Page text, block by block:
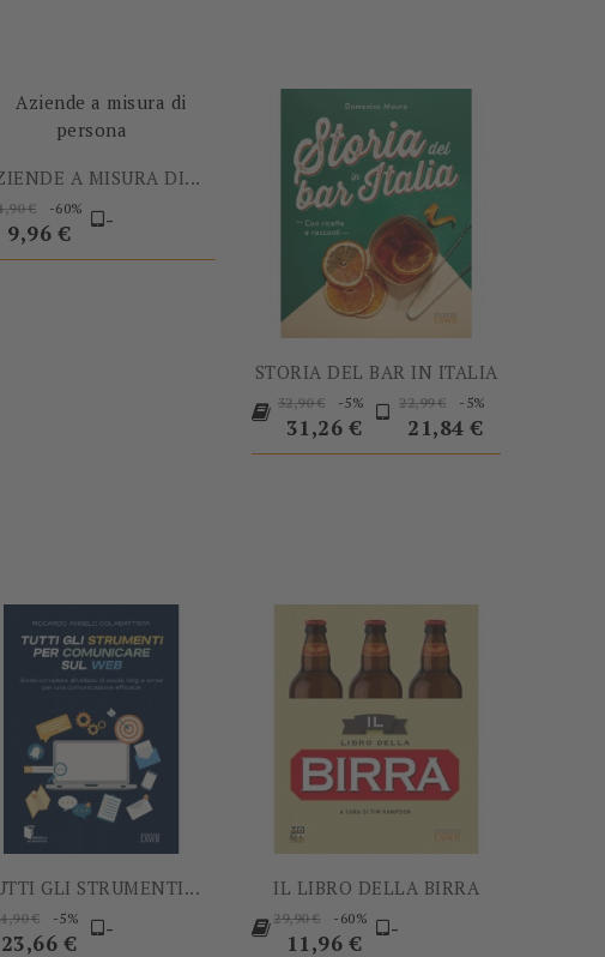
A MISURA DI...
base
€ -60%
Prezzo
9,96 € -
STORIA DEL BAR IN ITALIA
Prezzo
base
32,90 € -5%
Prezzo
31,26 €
Prezzo
base
22,99 € -5%
21,84 €
GLI STRUMENTI...
base
€ -5%
Prezzo
23,66 €
-
IL LIBRO DELLA BIRRA
Prezzo
base
29,90 € -60%
Prezzo
11,96 € -